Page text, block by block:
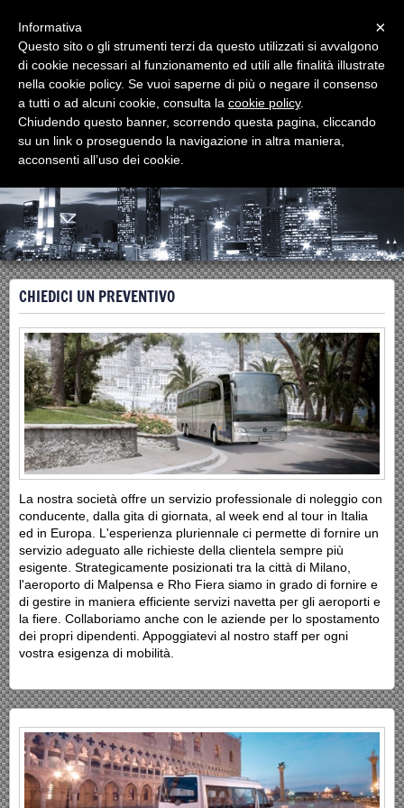
Autonoleggio B&B
Noleggio Autobus GT, Minibus, Auto con conducente
CHIEDICI UN PREVENTIVO
La nostra società offre un servizio professionale di noleggio con
conducente, dalla gita di giornata, al week end al tour in Italia
ed in Europa. L'esperienza pluriennale ci permette di fornire un
servizio adeguato alle richieste della clientela sempre più
esigente. Strategicamente posizionati tra la città di Milano,
l'aeroporto di Malpensa e Rho Fiera siamo in grado di fornire e
di gestire in maniera efficiente servizi navetta per gli aeroporti e
la fiere. Collaboriamo anche con le aziende per lo spostamento
dei propri dipendenti. Appoggiatevi al nostro staff per ogni
vostra esigenza di mobilità.
×
Informativa
Questo sito o gli strumenti terzi da questo utilizzati si avvalgono
di cookie necessari al funzionamento ed utili alle finalità illustrate
nella cookie policy. Se vuoi saperne di più o negare il consenso
a tutti o ad alcuni cookie, consulta la cookie policy.
Chiudendo questo banner, scorrendo questa pagina, cliccando
su un link o proseguendo la navigazione in altra maniera,
acconsenti all’uso dei cookie.